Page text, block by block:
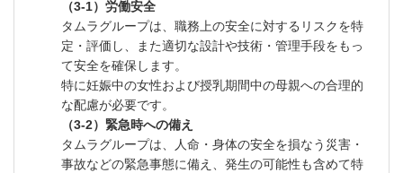
（3-1）労働安全
タムラグループは、職務上の安全に対するリスクを特
定・評価し、また適切な設計や技術・管理手段をもっ
て安全を確保します。
特に妊娠中の女性および授乳期間中の母親への合理的
な配慮が必要です。
（3-2）緊急時への備え
タムラグループは、人命・身体の安全を損なう災害・
事故などの緊急事態に備え、発生の可能性も含めて特